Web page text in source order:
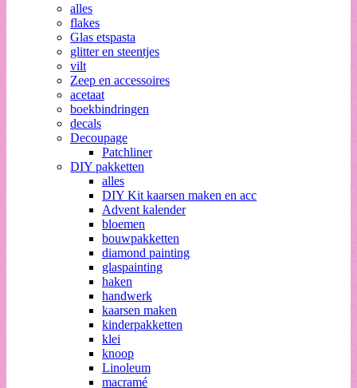
alles
flakes
Glas etspasta
glitter en steentjes
vilt
Zeep en accessoires
acetaat
boekbindringen
decals
Decoupage
Patchliner
DIY pakketten
alles
DIY Kit kaarsen maken en acc
Advent kalender
bloemen
bouwpakketten
diamond painting
glaspainting
haken
handwerk
kaarsen maken
kinderpakketten
klei
knoop
Linoleum
macramé